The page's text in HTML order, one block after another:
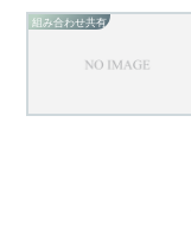
組み合わせ共有